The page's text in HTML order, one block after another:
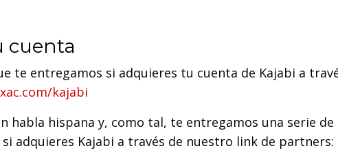
cuenta
te entregamos si adquieres tu cuenta de Kajabi a
kajabi
habla hispana y, como tal, te entregamos una serie de
adquieres Kajabi a través de nuestro link de partners: